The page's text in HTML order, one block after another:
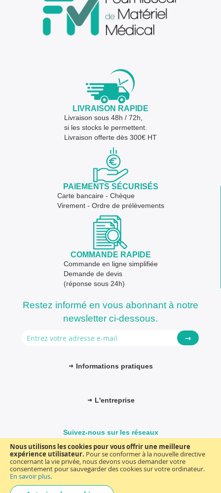
Nous utilisons les cookies pour vous offrir une meilleure
expérience utilisateur. Pour se conformer à la nouvelle directive
concernant la vie privée, nous devons vous demander votre
consentement pour sauvegarder des cookies sur votre ordinateur.
En savoir plus.
LIVRAISON RAPIDE
Livraison sous 48h / 72h,
si les stocks le permettent.
Livraison offerte dès 300€ HT
PAIEMENTS SÉCURISÉS
Carte bancaire - Chèque
Virement - Ordre de prélèvements
COMMANDE RAPIDE
Commande en ligne simplifiée
Demande de devis
(réponse sous 24h)
Restez informé en vous abonnant à notre
newsletter ci-dessous.
→
Informations pratiques
L'entreprise
Suivez-nous sur les réseaux
© FM-médical. Tous droits réservés 2025Termes et Conditions
Choisir
general